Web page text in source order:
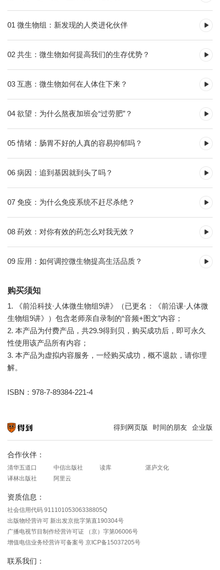
01 微生物组：新发现的人类进化伙伴
02 共生：微生物如何提高我们的生存优势？
03 互惠：微生物如何在人体住下来？
04 欲望：为什么熬夜加班会“过劳肥”？
05 情绪：肠胃不好的人真的容易抑郁吗？
06 病因：追到基因就到头了吗？
07 免疫：为什么免疫系统不赶尽杀绝？
08 药效：对你有效的药怎么对我无效？
09 应用：如何调控微生物提高生活品质？
购买须知
1. 《前沿科技·人体微生物组9讲》（已更名：《前沿课·人体微
生物组9讲》）包含老师亲自录制的“音频+图文”内容；
2. 本产品为付费产品，共29.9得到贝，购买成功后，即可永久
性使用该产品所有内容；
3. 本产品为虚拟内容服务，一经购买成功，概不退款，请你理
解。
ISBN：978-7-89384-221-4
得到网页版 时间的朋友 企业版
合作伙伴：
清华五道口 中信出版社 读库
湛庐文化
译林出版社
阿里云
资质信息：
社会信用代码 91110105306338805Q
出版物经营许可 新出发京批字第直190304号
广播电视节目制作经营许可证 （京）字第06006号
增值电信业务经营许可备案号 京ICP备15037205号
联系我们：